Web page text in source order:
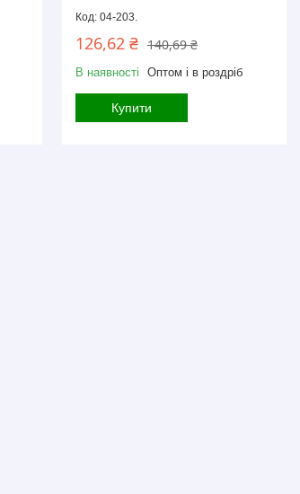
04-203.
140,69 ₴
126,62 ₴
В наявності Оптом і в роздріб
Купити